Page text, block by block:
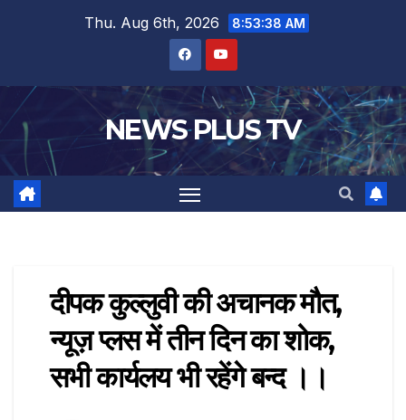
Thu. Aug 6th, 2026 8:53:39 AM
NEWS PLUS TV
दीपक कुल्लुवी की अचानक मौत,
न्यूज़ प्लस में तीन दिन का शोक,
सभी कार्यलय भी रहेंगे बन्द ।।